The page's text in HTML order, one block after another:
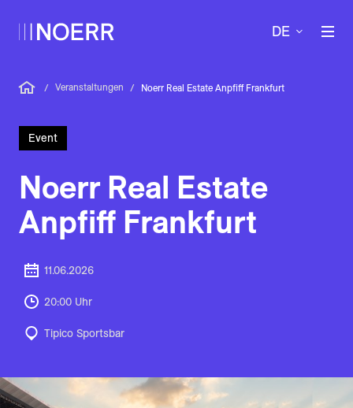
DE
/ Veranstaltungen / Noerr Real Estate Anpfiff Frankfurt
Event
Noerr Real Estate
Anpfiff Frankfurt
11.06.2026
20:00 Uhr
Tipico Sportsbar